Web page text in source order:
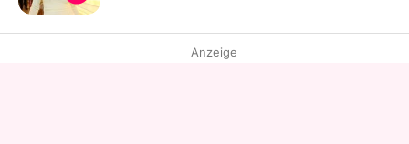
Anzeige